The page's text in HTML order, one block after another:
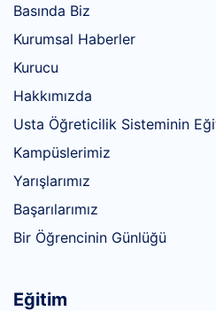
Basında Biz
Kurumsal Haberler
Kurucu
Hakkımızda
Usta Öğreticilik Sisteminin
Kampüslerimiz
Yarışlarımız
Başarılarımız
Bir Öğrencinin Günlüğü
Eğitim